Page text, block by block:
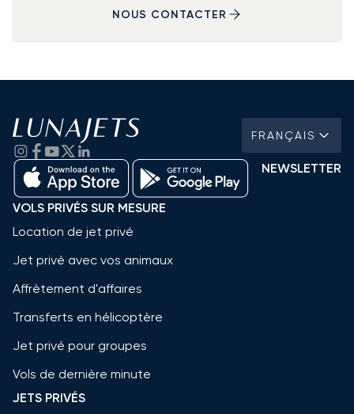
NOUS CONTACTER
FRANÇAIS
NEWSLETTER
VOLS PRIVÉS SUR MESURE
Location de jet privé
Jet privé avec vos animaux
Affrètement d'affaires
Transferts en hélicoptère
Jet privé pour groupes
Vols de dernière minute
JETS PRIVÉS